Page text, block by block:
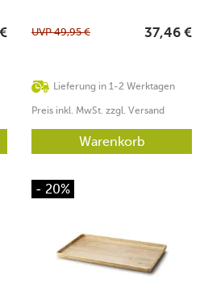
€
Lieferung in 1-2 Werktagen
UVP49,95 € 37,46 €
Preis inkl. MwSt. zzgl. Versand
Warenkorb
- 20%